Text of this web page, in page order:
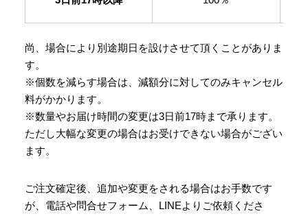
尚、場合により別途期日を設けさせて頂くことがありま
す。
※個数を減らす場合は、減額分に対してのみキャンセル
料がかかります。
※数量やお届け時間の変更は3日前17時まで承ります。
ただし大幅な変更の場合はお受けできない場合がござい
ます。
ご注文確定後、追加や変更をされる場合はお手数です
が、電話や問合せフォーム、LINEよりご依頼くださ